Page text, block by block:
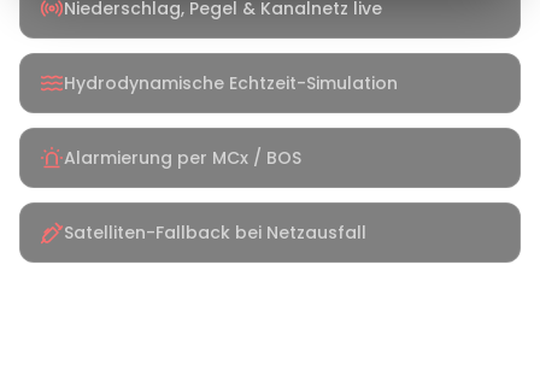
Niederschlag, Pegel & Kanalnetz live
Hydrodynamische Echtzeit-Simulation
Alarmierung per MCx / BOS
Satelliten-Fallback bei Netzausfall